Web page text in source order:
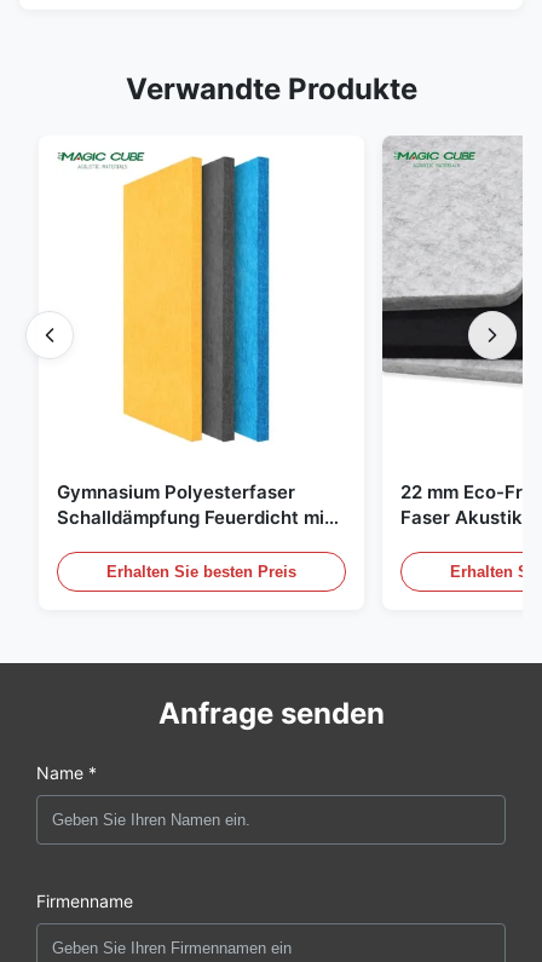
Verwandte Produkte
Gymnasium Polyesterfaser
Schalldämpfung Feuerdicht mit
Erhalten Sie besten Preis
22 mm Eco-
Faser Akustik-
Erhalten
Anfrage senden
Name *
Firmenname